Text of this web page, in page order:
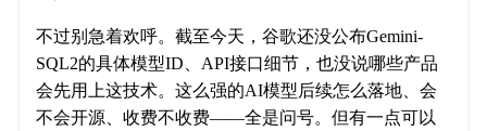
不过别急着欢呼。截至今天，谷歌还没公布Gemini-
SQL2的具体模型ID、API接口细节，也没说哪些产品
会先用上这技术。这么强的AI模型后续怎么落地、会
不会开源、收费不收费——全是问号。但有一点可以